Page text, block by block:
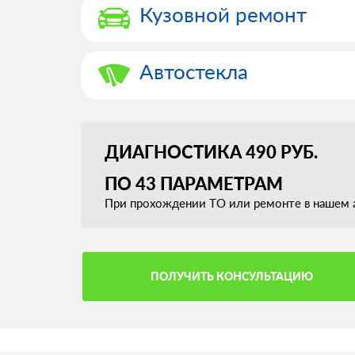
Кузовной ремонт
Автостекла
ДИАГНОСТИКА 490 РУБ.
ПО 43 ПАРАМЕТРАМ
При прохождении ТО или ремонте в нашем
ПОЛУЧИТЬ КОНСУЛЬТАЦИЮ